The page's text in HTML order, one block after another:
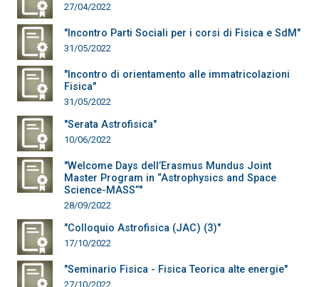
27/04/2022
"Incontro Parti Sociali per i corsi di Fisica e SdM"
31/05/2022
"Incontro di orientamento alle immatricolazioni
Fisica"
31/05/2022
"Serata Astrofisica"
10/06/2022
"Welcome Days dell’Erasmus Mundus Joint
Master Program in “Astrophysics and Space
Science-MASS”"
28/09/2022
"Colloquio Astrofisica (JAC) (3)"
17/10/2022
"Seminario Fisica - Fisica Teorica alte energie"
27/10/2022